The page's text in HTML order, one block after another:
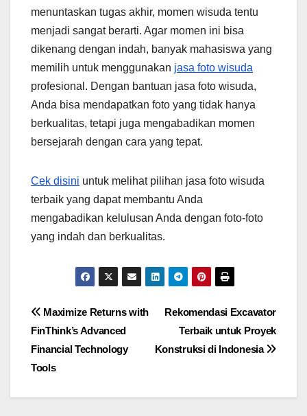
menuntaskan tugas akhir, momen wisuda tentu
menjadi sangat berarti. Agar momen ini bisa
dikenang dengan indah, banyak mahasiswa yang
memilih untuk menggunakan jasa foto wisuda
profesional. Dengan bantuan jasa foto wisuda,
Anda bisa mendapatkan foto yang tidak hanya
berkualitas, tetapi juga mengabadikan momen
bersejarah dengan cara yang tepat.
Cek disini untuk melihat pilihan jasa foto wisuda
terbaik yang dapat membantu Anda
mengabadikan kelulusan Anda dengan foto-foto
yang indah dan berkualitas.
Post
navigation
Rekomendasi Excavator
Terbaik untuk Proyek
Konstruksi di Indonesia
Maximize Returns with
FinThink’s Advanced
Financial Technology
Tools